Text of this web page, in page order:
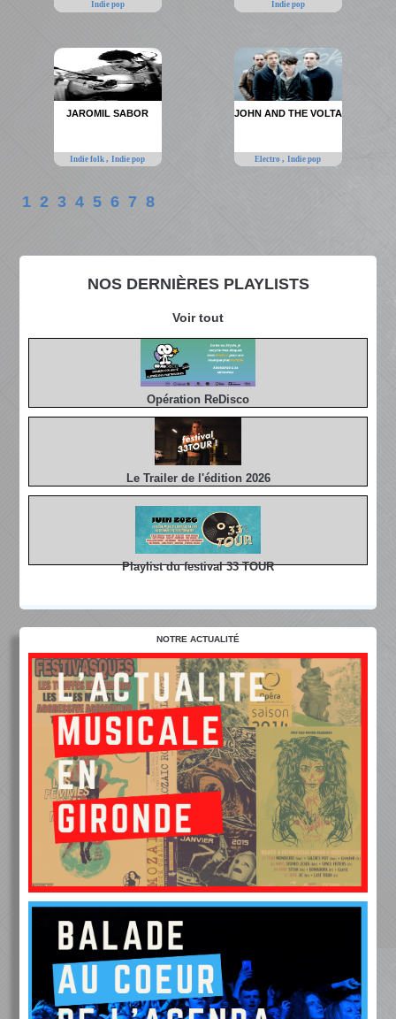
NOS DERNIÈRES PLAYLISTS
Voir tout
Opération ReDisco
Le Trailer de l'édition 2026
Playlist du festival 33 TOUR
Indie pop Indie pop
JAROMIL SABOR
Indie folk,Indie pop
JOHN AND THE VOLTA
Electro,Indie pop
1 2 3 4 5 6 7 8
NOTRE ACTUALITÉ